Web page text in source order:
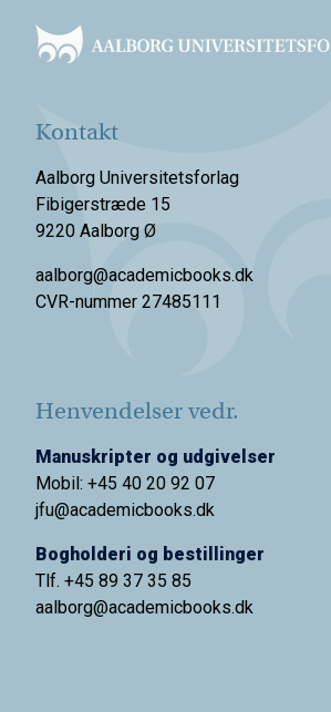
Kontakt
Aalborg Universitetsforlag
Fibigerstræde 15
9220 Aalborg Ø
aalborg@academicbooks.dk
CVR-nummer 27485111
Henvendelser vedr.
Manuskripter og udgivelser
Mobil: +45 40 20 92 07
jfu@academicbooks.dk
Bogholderi og bestillinger
Tlf. +45 89 37 35 85
aalborg@academicbooks.dk